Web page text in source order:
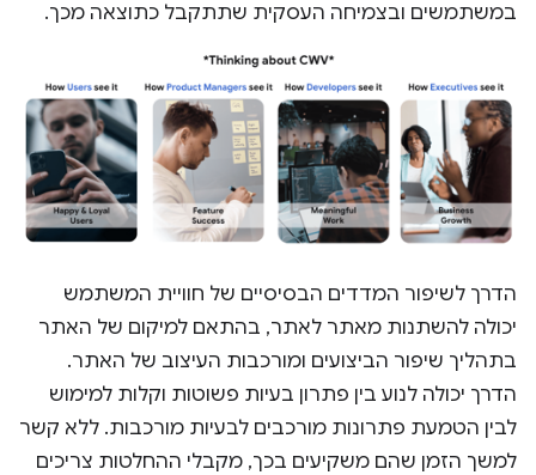
במשתמשים ובצמיחה העסקית שתתקבל כתוצאה מכך.
הדרך לשיפור המדדים הבסיסיים של חוויית המשתמש
יכולה להשתנות מאתר לאתר, בהתאם למיקום של האתר
בתהליך שיפור הביצועים ומורכבות העיצוב של האתר.
הדרך יכולה לנוע בין פתרון בעיות פשוטות וקלות למימוש
לבין הטמעת פתרונות מורכבים לבעיות מורכבות. ללא קשר
למשך הזמן שהם משקיעים בכך, מקבלי ההחלטות צריכים